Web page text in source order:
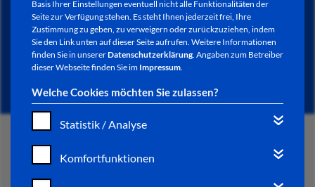
Basis Ihrer Einstellungen eventuell nicht alle Funktionalitäten der
Seite zur Verfügung stehen. Es steht Ihnen jederzeit frei, Ihre
Zustimmung zu geben, zu verweigern oder zurückzuziehen, indem
Sie den Link unten auf dieser Seite aufrufen. Weitere Informationen
finden Sie in unsererDatenschutzerklärung. Angaben zum Betreiber
dieser Webseite finden Sie im Impressum.
Welche Cookies möchten Sie zulassen?
Statistik / Analyse
Komfortfunktionen
NEWSLETTER / CITY LETTER
START